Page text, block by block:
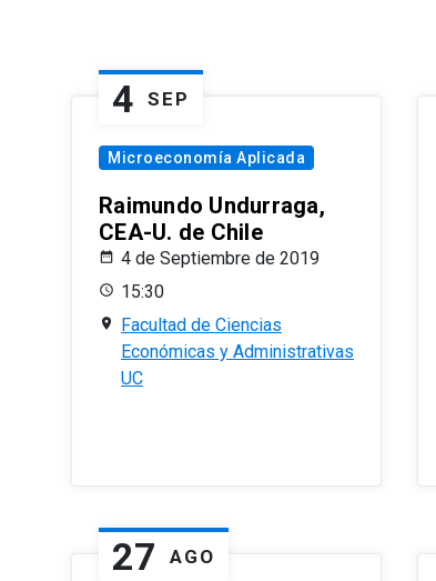
4 SEP
Microeconomía Aplicada
Raimundo Undurraga,
CEA-U. de Chile
4 de Septiembre de 2019
15:30
Facultad de Ciencias
Económicas y Administrativas
UC
27 AGO